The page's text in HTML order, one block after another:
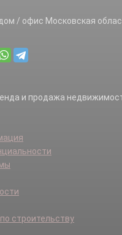
/ офис Московская
строительству